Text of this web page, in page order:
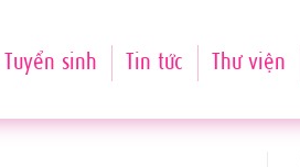
Tuyển sinh Tin tức Thư viện